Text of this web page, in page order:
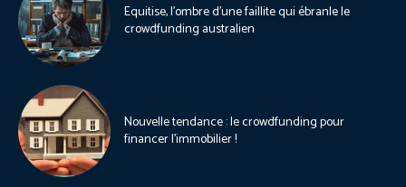
Equitise, l’ombre d’une faillite qui ébranle le
crowdfunding australien
Nouvelle tendance : le crowdfunding pour
financer l’immobilier !